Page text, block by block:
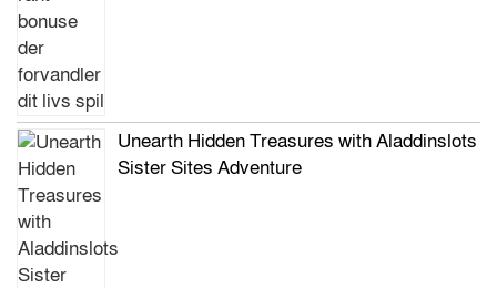
Unearth Hidden Treasures with Aladdinslots
Sister Sites Adventure